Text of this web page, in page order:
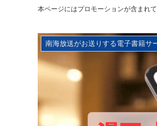
本ページにはプロモーションが含まれ
南海放送がお送りする電子書籍サ